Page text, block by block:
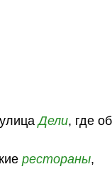
улицаДели, где
рестораны,